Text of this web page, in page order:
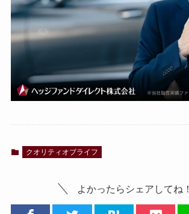
クオリティオブライフ
よかったらシェアしてね！